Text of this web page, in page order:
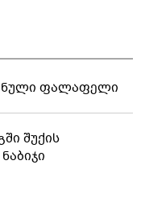
ფალაფელი
შუქის